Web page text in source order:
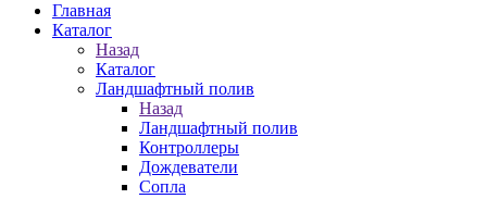
Главная
Каталог
Назад
Каталог
Ландшафтный полив
Назад
Ландшафтный полив
Контроллеры
Дождеватели
Сопла